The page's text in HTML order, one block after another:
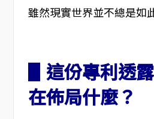
雖然現實世界並不總是如
▋這份專利透
在佈局什麼？